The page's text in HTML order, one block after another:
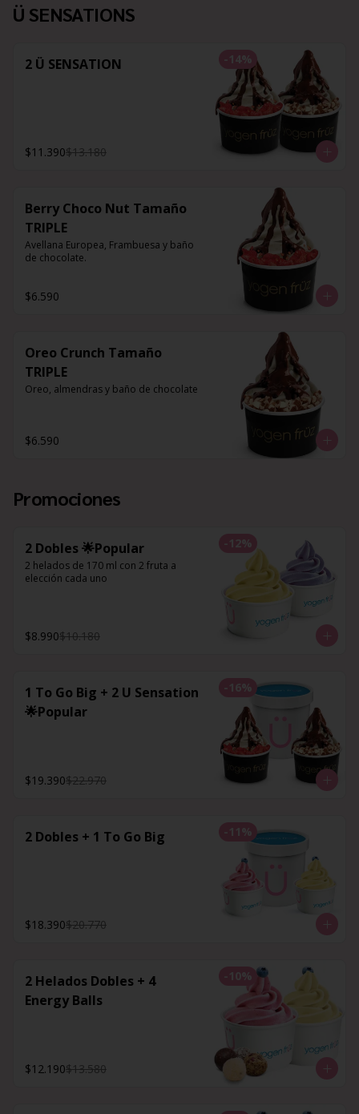
Ü SENSATIONS
-14%
2 Ü SENSATION
$11.390$13.180
Berry Choco Nut Tamaño
TRIPLE
Avellana Europea, Frambuesa y baño
de chocolate.
$6.590
Oreo Crunch Tamaño
TRIPLE
Oreo, almendras y baño de chocolate
$6.590
Promociones
-12%
2 Dobles 🌟Popular
2 helados de 170 ml con 2 fruta a
elección cada uno
$8.990$10.180
-16%
1 To Go Big + 2 U Sensation
🌟Popular
$19.390$22.970
-11 %
2 Dobles + 1 To Go Big
$18.390$20.770
-10%
2 Helados Dobles + 4
Energy Balls
$12.190$13.580